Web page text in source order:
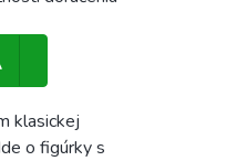
klasickej
o figúrky s